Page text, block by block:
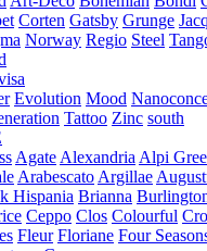
Corten Gatsby Grunge
Norway Regio Steel
Evolution Mood
Tattoo Zinc south
Agate Alexandria Alpi
Arabescato Argillae
Hispania Brianna
Ceppo Clos Colourful
Fleur Floriane Four